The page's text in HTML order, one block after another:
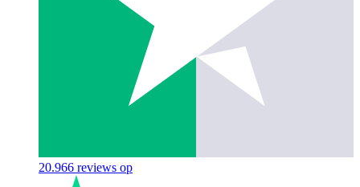
20.966 reviews op